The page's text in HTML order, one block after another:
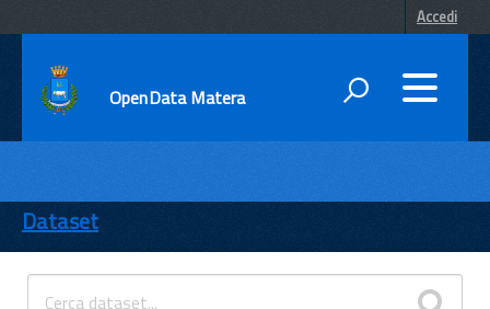
Accedi
OpenData Matera
ENTI
TEMI
INFORMAZIONI
Dataset